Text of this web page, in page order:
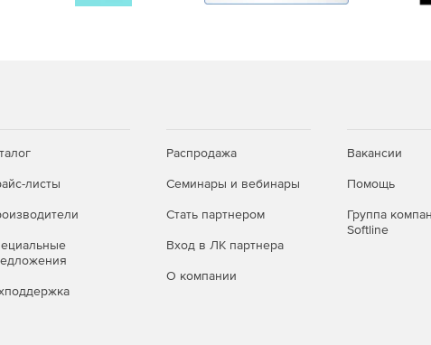
листы
Распродажа
Семинары и вебинары
Стать партнером
Вход в ЛК партнера
О компании
Вакансии
Помощь
Группа
Softline